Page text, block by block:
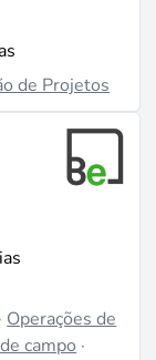
de Projetos
· Operações de
campo ·